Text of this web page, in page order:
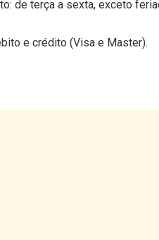
de terça a sexta, exceto
e crédito (Visa e Master).